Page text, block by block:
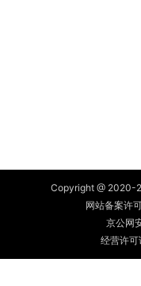
Copyright @ 2020-
网站备案许
京公网
经营许